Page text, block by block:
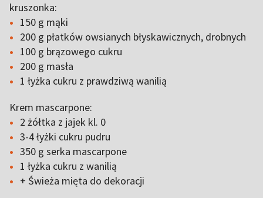
kruszonka:
150 g mąki
200 g płatków owsianych błyskawicznych, drobnych
100 g brązowego cukru
200 g masła
1 łyżka cukru z prawdziwą wanilią
Krem mascarpone:
2 żółtka z jajek kl. 0
3-4 łyżki cukru pudru
350 g serka mascarpone
1 łyżka cukru z wanilią
+ Świeża mięta do dekoracji